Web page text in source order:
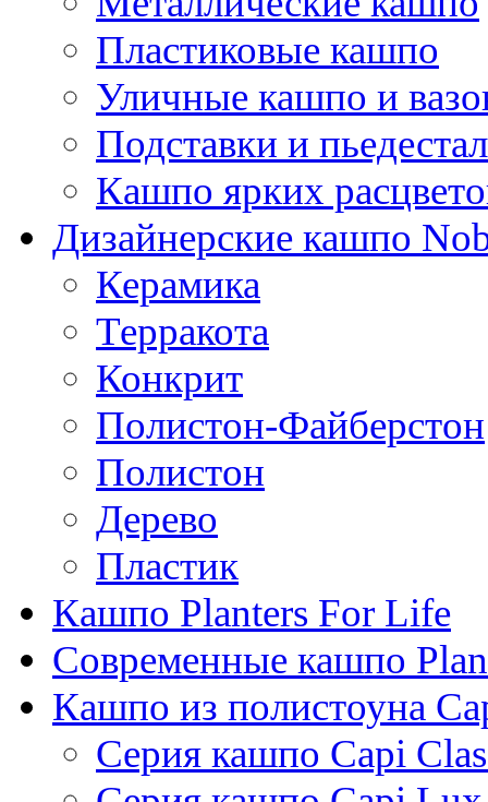
Пластиковые кашпо
Уличные кашпо и
Подставки и
Кашпо ярких
Дизайнерские кашпо
Керамика
Терракота
Конкрит
Полистон-Файберстон
Полистон
Дерево
Пластик
Кашпо Planters For Life
Современные кашпо
Кашпо из полистоуна
Серия кашпо Capi